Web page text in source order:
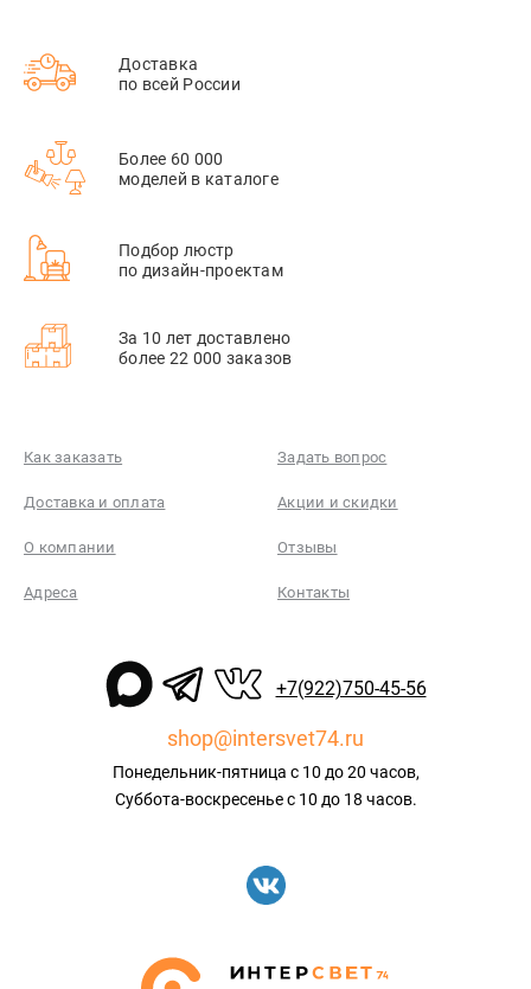
Доставка
по всей России
Более 60 000
моделей в каталоге
Подбор люстр
по дизайн-проектам
За 10 лет доставлено
более 22 000 заказов
Как заказать Задать вопрос
Доставка и оплата Акции и скидки
О компании Отзывы
Адреса Контакты
+7(922)750-45-56
shop@intersvet74.ru
Понедельник-пятница с 10 до 20 часов,
Суббота-воскресенье с 10 до 18 часов.